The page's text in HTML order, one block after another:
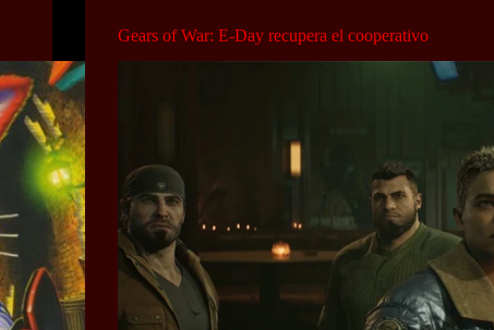
Gears of War: E-Day recupera el cooperativo